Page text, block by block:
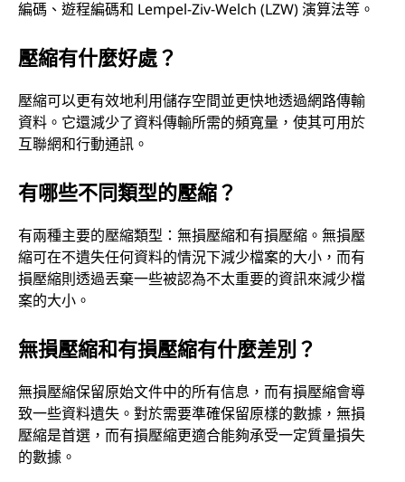
編碼、遊程編碼和 Lempel-Ziv-Welch (LZW) 演算法等。
壓縮有什麼好處？
壓縮可以更有效地利用儲存空間並更快地透過網路傳輸
資料。它還減少了資料傳輸所需的頻寬量，使其可用於
互聯網和行動通訊。
有哪些不同類型的壓縮？
有兩種主要的壓縮類型：無損壓縮和有損壓縮。無損壓
縮可在不遺失任何資料的情況下減少檔案的大小，而有
損壓縮則透過丟棄一些被認為不太重要的資訊來減少檔
案的大小。
無損壓縮和有損壓縮有什麼差別？
無損壓縮保留原始文件中的所有信息，而有損壓縮會導
致一些資料遺失。對於需要準確保留原樣的數據，無損
壓縮是首選，而有損壓縮更適合能夠承受一定質量損失
的數據。